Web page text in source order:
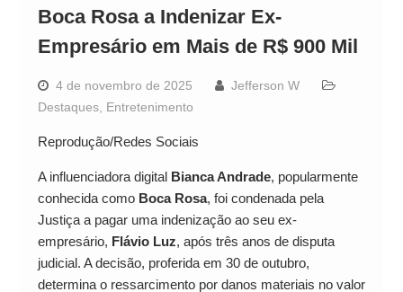
Boca Rosa a Indenizar Ex-
Empresário em Mais de R$ 900 Mil
4 de novembro de 2025
Jefferson W
Destaques, Entretenimento
Reprodução/Redes Sociais
A influenciadora digital Bianca Andrade, popularmente
conhecida como Boca Rosa, foi condenada pela
Justiça a pagar uma indenização ao seu ex-
empresário, Flávio Luz, após três anos de disputa
judicial. A decisão, proferida em 30 de outubro,
determina o ressarcimento por danos materiais no valor